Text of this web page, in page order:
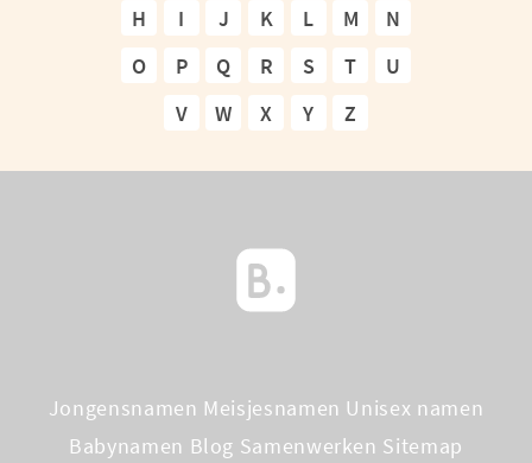
H
I J K L M
N
O
P Q R S T
U
V
W X Y Z
Jongensnamen Meisjesnamen Unisex namen
Babynamen Blog Samenwerken Sitemap